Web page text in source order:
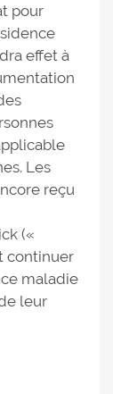
pour
effet à
Les
reçu
(«
continuer
maladie
leur